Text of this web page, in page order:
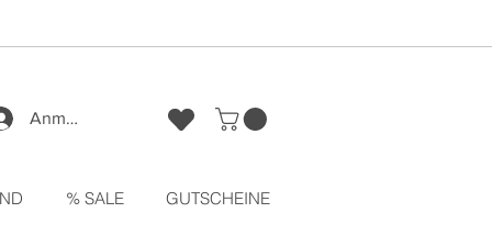
Anmelden
% SALE GUTSCHEINE